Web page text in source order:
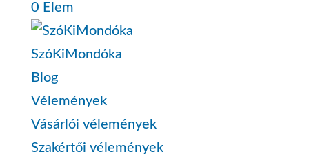
0 Elem
SzóKiMondóka
Blog
Vélemények
Vásárlói vélemények
Szakértői vélemények